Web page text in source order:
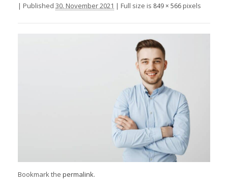
| Published 30. November 2021 | Full size is 849 × 566 pixels
Bookmark the permalink.